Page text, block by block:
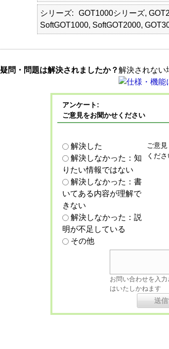
シリーズ
GOT1000シリーズ,
SoftGOT1000, SoftGOT2000,
疑問・問題は解決されましたか？解決されない
アンケート:
ご意見をお聞かせください
解決した
解決しなかった：知
りたい情報ではない
解決しなかった：書
いてある内容が理解で
きない
解決しなかった：説
明が不足している
その他
ご意
くだ
お問い合わせを入
はいたしかねます